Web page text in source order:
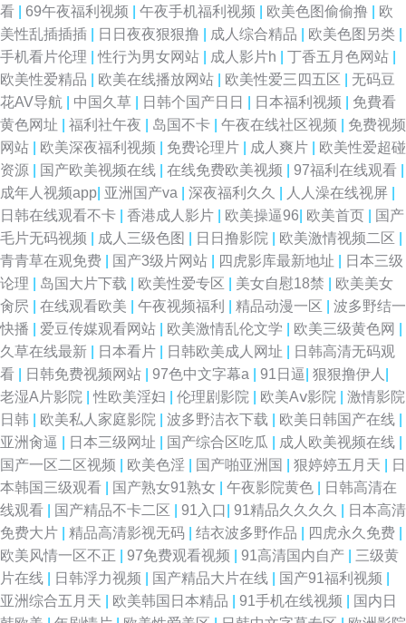
看
69午夜福利视频 午夜手机福利视频 欧美色图偷偷撸
欧
美性乱插插插
日日夜夜狠狠撸 成人综合精品 欧美色图另类
手机看片伦理
|性行为男女网站 成人影片h 丁香五月色网站
欧美性爱精品
欧美在线播放网站 欧美性爱三四五区
无码豆
花AV导航
中国久草 日韩个国产日日 日本福利视频
免費看
黄色网址
福利社午夜 岛国不卡 午夜在线社区视频
免费视频
网站
欧美深夜福利视频 免费论理片 成人爽片
欧美性爱超碰
资源
国产欧美视频在线 在线免费欧美视频 97福利在线观看
成年人视频app 亚洲国产va 深夜福利久久 人人澡在线视屏
日韩在线观看不卡
香港成人影片 欧美操逼96 欧美首页
国产
毛片无码视频
成人三级色图 日日撸影院 欧美激情视频二区
青青草在观免费
国产3级片网站 四虎影库最新地址
日本三级
论理
岛国大片下载 欧美性爱专区 美女自慰18禁
欧美美女
肏屄
在线观看欧美 午夜视频福利 精品动漫一区
波多野结一
快播
爱豆传媒观看网站 欧美激情乱伦文学 欧美三级黄色网
久草在线最新
日本看片 日韩欧美成人网址
日韩高清无码观
看
日韩免费视频网站 97色中文字幕a 91日逼 狠狠撸伊人
老湿A片影院
|性欧美淫妇 伦理剧影院 欧美Aⅴ影院
激情影院
日韩
欧美私人家庭影院 波多野洁衣下载 欧美日韩国产在线
亚洲肏逼
日本三级网址 国产综合区吃瓜 成人欧美视频在线
国产一区二区视频
欧美色淫 国产啪亚洲国 狠婷婷五月天
日
本韩国三级观看
国产熟女91熟女 午夜影院黄色
日韩高清在
线观看
国产精品不卡二区 91入口 91精品久久久久
日本高清
免费大片
精品高清影视无码 结衣波多野作品 四虎永久免费
欧美风情一区不正
97免费观看视频 91高清国内自产
三级黄
片在线
日韩浮力视频 国产精品大片在线 国产91福利视频
亚洲综合五月天
欧美韩国日本精品 91手机在线视频
国内日